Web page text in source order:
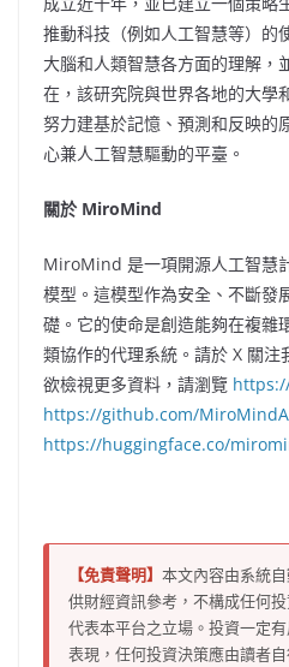
推動科技（例如人工智慧等）的
大腦和人類智慧各方面的理解，
在，該研究院與世界各地的大學
努力建基於記憶、預測和反映的
心兼人工智慧驅動的平臺。
關於 MiroMind
MiroMind 是一項開源人工智慧
模型。這模型作為安全、不斷發
礎。它的使命是創造能夠在複雜
類協作的代理系統。請於 X 關
欲檢視更多資料，請瀏覽
https://github.com/
https://huggingface.co/
【免責聲明】 本文內容由系統
供財經資訊參考，不構成任何
代表本平台之立場。投資一定
表現，任何投資決策應由讀者